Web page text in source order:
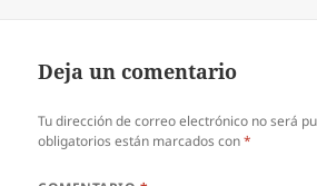
Deja un comentario
Tu dirección de correo electrónico no será
obligatorios están marcados con*